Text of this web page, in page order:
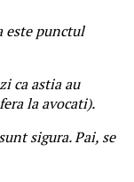
este punctul
ca astia au
la avocati).
sigura. Pai, se